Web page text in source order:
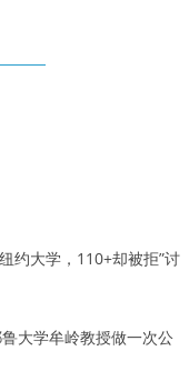
约大学，110+却被拒”讨
大学牟岭教授做一次公